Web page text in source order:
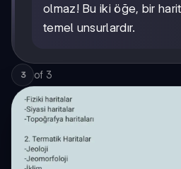
olmaz! Bu iki öğe, bir
temel unsurlardır.
3 of 3